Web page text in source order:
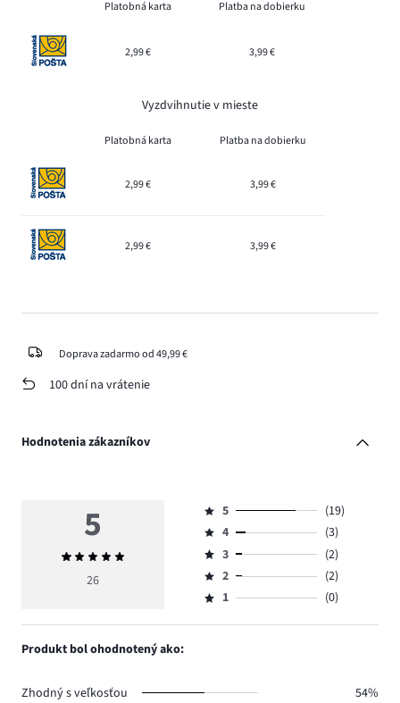
Platobná karta Platba na dobierku
2,99 € 3,99 €
Vyzdvihnutie v mieste
Platobná karta Platba na dobierku
2,99 € 3,99 €
2,99 € 3,99 €
Doprava zadarmo od 49,99 €
100 dní na vrátenie
Hodnotenia zákazníkov
5
Priemerné
hodnotenie
26
Hodnotenie
5,
počet
hlasov
19.
5
(19)
Hodnotenie
4,
počet
hlasov
4
(3)
Hodnotenie
3,
počet
3
(2)
Hodnotenie
2,
2
(2)
Hodnotenie
1,
1 (0)
Produkt bol ohodnotený ako:
Zhodný s veľkosťou
54%